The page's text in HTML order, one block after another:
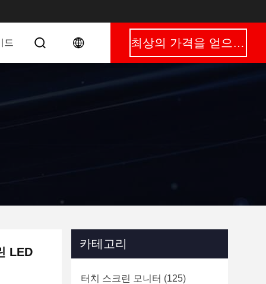
드 최상의 가격을 얻으세요
LED
카테고리
터치 스크린 모니터 (125)